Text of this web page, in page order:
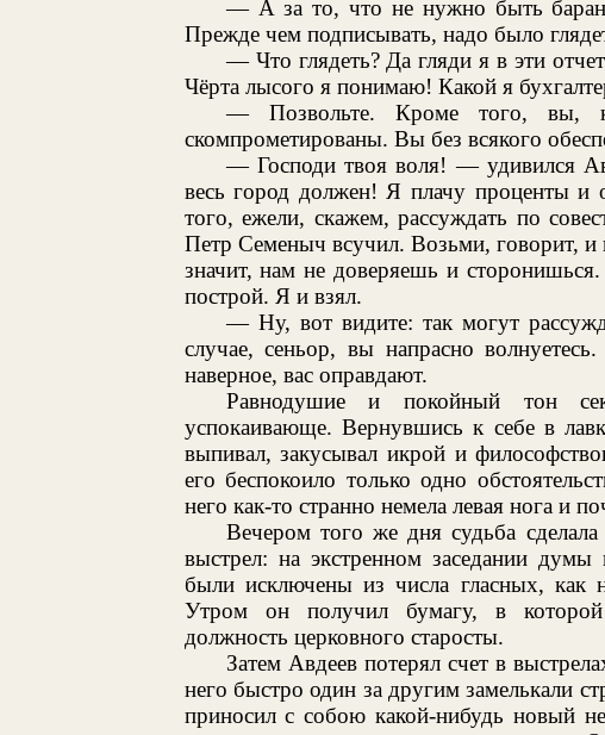
— А за то, что не нужно быть
Прежде чем подписывать, надо было
— Что глядеть? Да гляди я в эти
Чёрта лысого я понимаю! Какой я
— Позвольте. Кроме того, вы,
скомпрометированы. Вы без всякого
— Господи твоя воля! — удивился
весь город должен! Я плачу проценты и
того, ежели, скажем, рассуждать по
Петр Семеныч всучил. Возьми, говорит,
значит, нам не доверяешь и
построй. Я и взял.
— Ну, вот видите: так могут
случае, сеньор, вы напрасно
наверное, вас оправдают.
Равнодушие и покойный тон
успокаивающе. Вернувшись к себе в
выпивал, закусывал икрой и
его беспокоило только одно
него как-то странно немела левая нога и
Вечером того же дня судьба
выстрел: на экстренном заседании
были исключены из числа гласных, как
Утром он получил бумагу, в которой
должность церковного старосты.
Затем Авдеев потерял счет в
него быстро один за другим замелькали
приносил с собою какой-нибудь новый